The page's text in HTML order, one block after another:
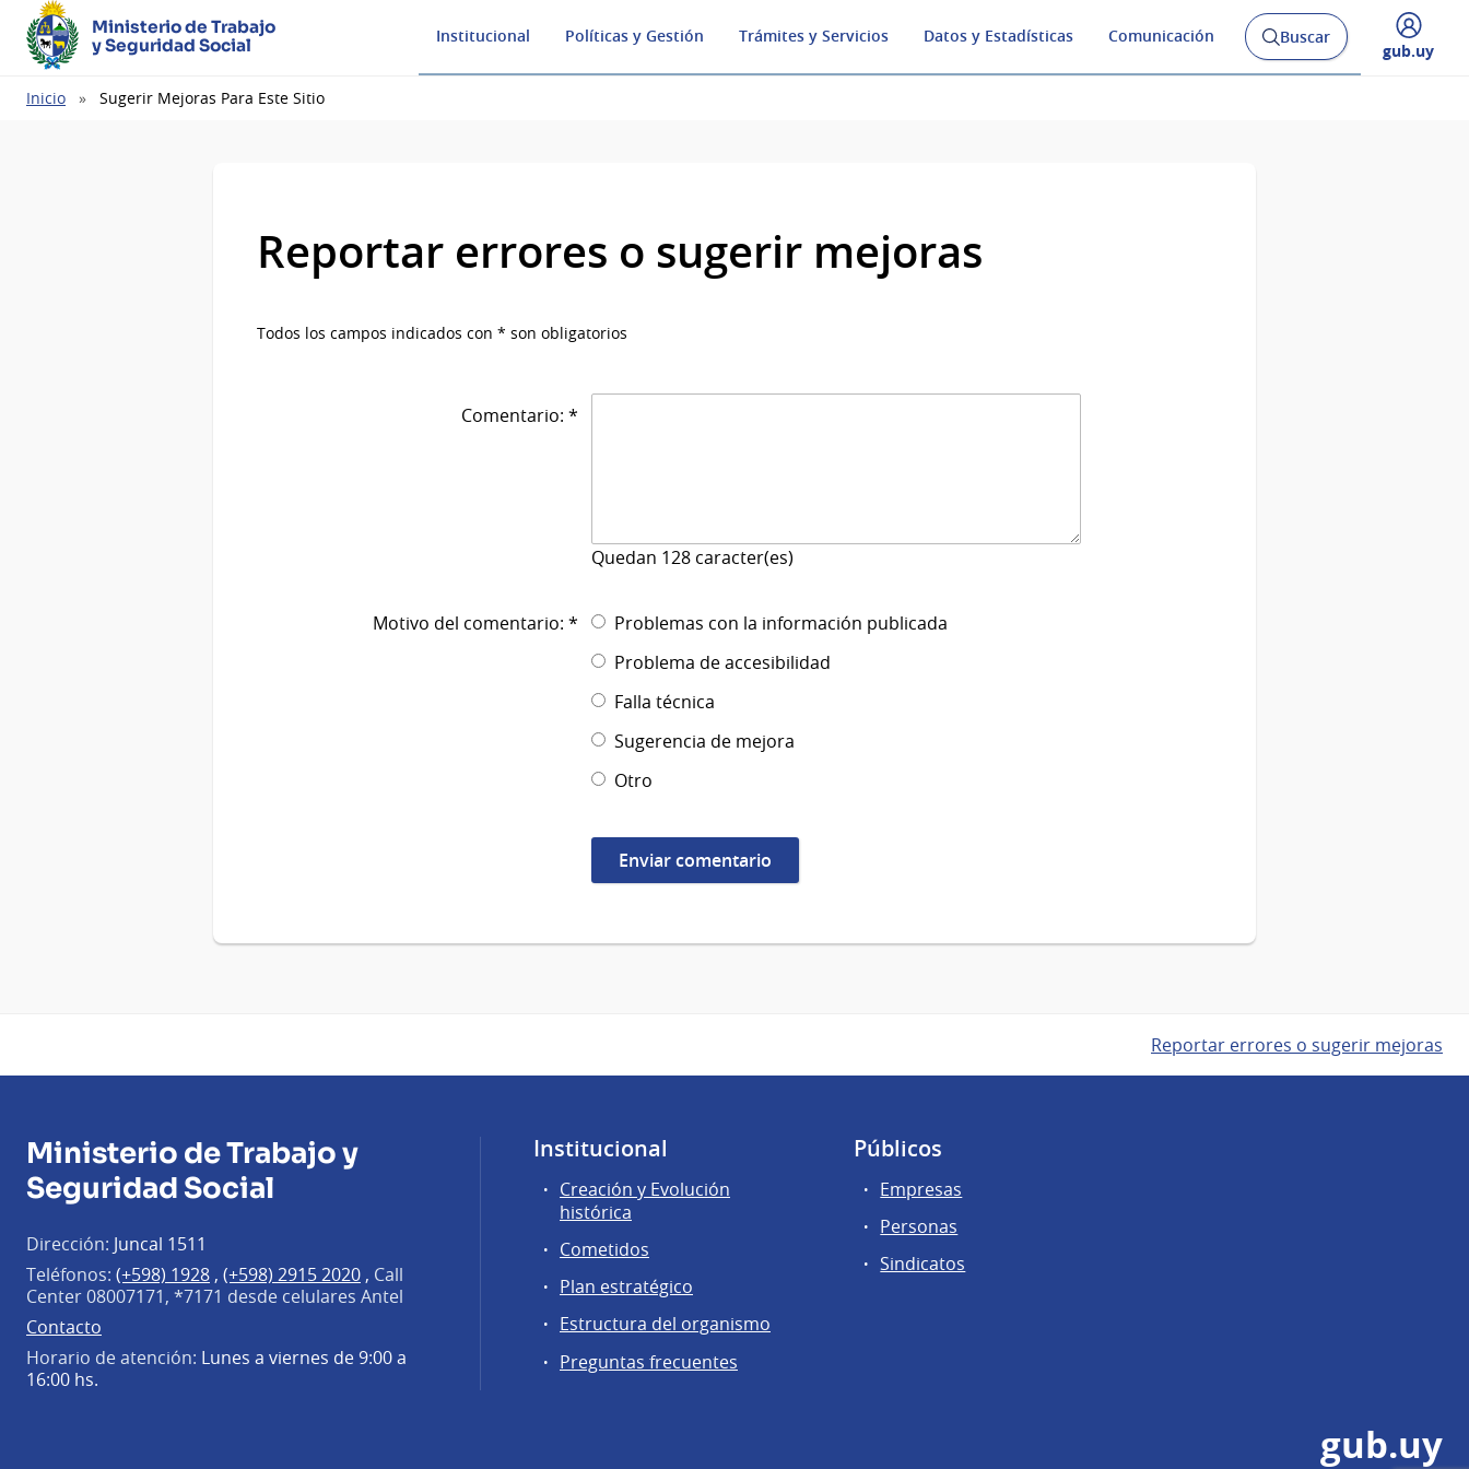
Ministerio de Trabajo
y Seguridad Social
Institucional Políticas y Gestión Trámites y Servicios Datos y Estadísticas Comunicación
Abrir
buscador
Buscar
Desplegar
gub.uy
Ruta
Inicio Sugerir Mejoras Para Este Sitio
Reportar errores o sugerir mejoras
Todos los campos indicados con * son obligatorios
Comentario: *
Quedan 128 caracter(es)
Motivo del comentario: *
Problemas con la información publicada
Problema de accesibilidad
Falla técnica
Sugerencia de mejora
Otro
Reportar errores o sugerir mejoras
Ministerio de Trabajo y
Seguridad Social
Dirección: Juncal 1511
Teléfonos: (+598) 1928 , (+598) 2915 2020 , Call
Center 08007171, *7171 desde celulares Antel
Contacto
Horario de atención: Lunes a viernes de 9:00 a
16:00 hs.
Institucional
Creación y Evolución
histórica
Cometidos
Plan estratégico
Estructura del organismo
Preguntas frecuentes
Públicos
Empresas
Personas
Sindicatos
gub.uy